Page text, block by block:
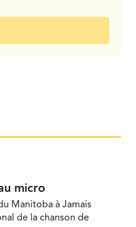
micro
Manitoba à Jamais
de la chanson de